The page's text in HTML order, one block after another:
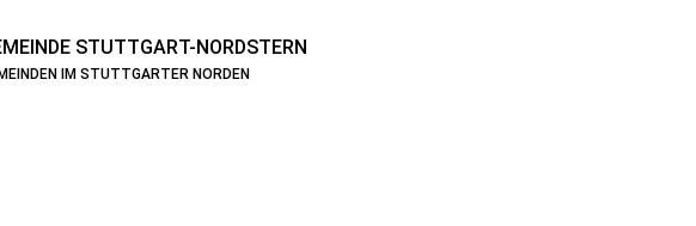
STUTTGART-NORDSTERN
IM STUTTGARTER NORDEN